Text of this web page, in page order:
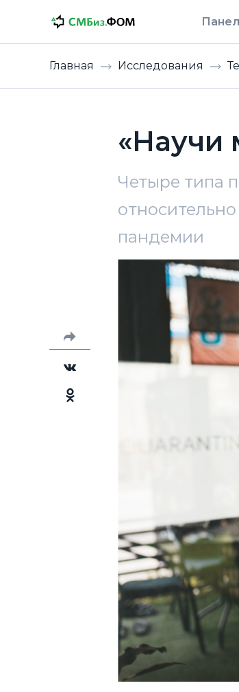
Главная Исследования
«Научи
Четыре типа
пандемии